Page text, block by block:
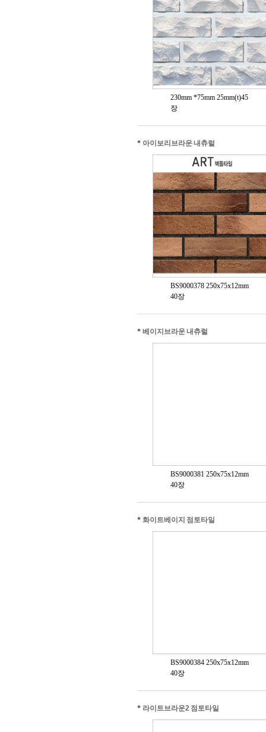
230mm *75mm 25mm(t)45
장
* 아이보리브라운 내츄럴
BS9000378 250x75x12mm
40장
* 베이지브라운 내츄럴
BS9000381 250x75x12mm
40장
* 화이트베이지 점토타일
BS9000384 250x75x12mm
40장
* 라이트브라운2 점토타일